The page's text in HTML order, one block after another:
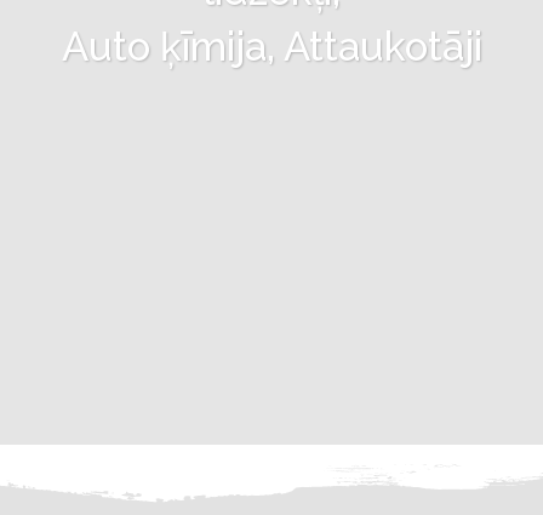
Auto ķīmija, Attaukotāji